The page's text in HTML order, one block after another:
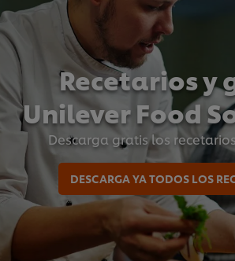
Recetarios y
Unilever Food
Descarga gratis los
DESCARGA YA TODOS LOS